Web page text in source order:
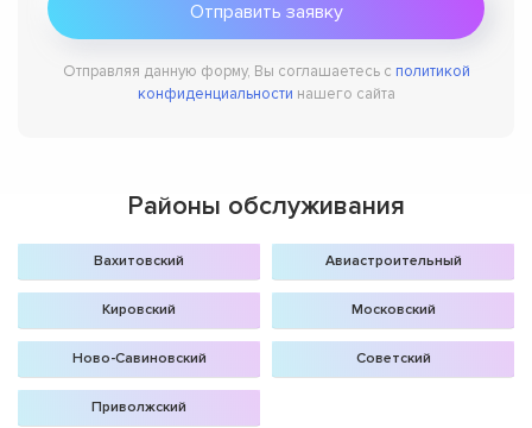
Отправляя данную форму, Вы соглашаетесь с политикой
конфиденциальности нашего сайта
Районы обслуживания
Вахитовский Авиастроительный
Кировский Московский
Ново-Савиновский Советский
Приволжский